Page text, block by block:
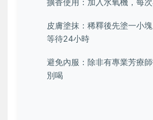
擴香使用：加入水氧機，每
皮膚塗抹：稀釋後先塗一小塊
等待24小時
避免內服：除非有專業芳療
別喝